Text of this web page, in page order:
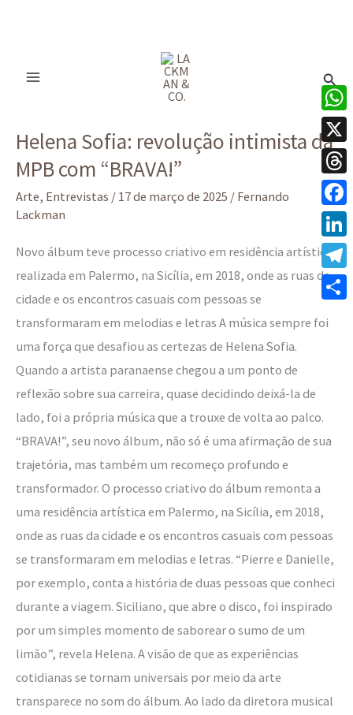
Helena Sofia: revolução intimista da
MPB com “BRAVA!”
Arte, Entrevistas / 17 de março de 2025 / Fernando
Lackman
Novo álbum teve processo criativo em residência artística
realizada em Palermo, na Sicília, em 2018, onde as ruas da
cidade e os encontros casuais com pessoas se
transformaram em melodias e letras A música sempre foi
uma força que desafiou as certezas de Helena Sofia.
Quando a artista paranaense chegou a um ponto de
reflexão sobre sua carreira, quase decidindo deixá-la de
lado, foi a própria música que a trouxe de volta ao palco.
“BRAVA!”, seu novo álbum, não só é uma afirmação de sua
trajetória, mas também um recomeço profundo e
transformador. O processo criativo do álbum remonta a
uma residência artística em Palermo, na Sicília, em 2018,
onde as ruas da cidade e os encontros casuais com pessoas
se transformaram em melodias e letras. “Pierre e Danielle,
por exemplo, conta a história de duas pessoas que conheci
durante a viagem. Siciliano, que abre o disco, foi inspirado
por um simples momento de saborear o sumo de um
limão”, revela Helena. A visão de que as experiências
cotidianas se tornam universais por meio da arte
transparece no som do álbum. Ao lado da diretora musical
Sofia:
revolução
intimista
da
com
“BRAVA!”
X